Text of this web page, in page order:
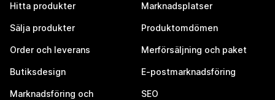
Hitta produkter
Sälja produkter
Order och leverans
Butiksdesign
Marknadsföring och
Marknadsplatser
Produktomdömen
Merförsäljning och paket
E-postmarknadsföring
SEO